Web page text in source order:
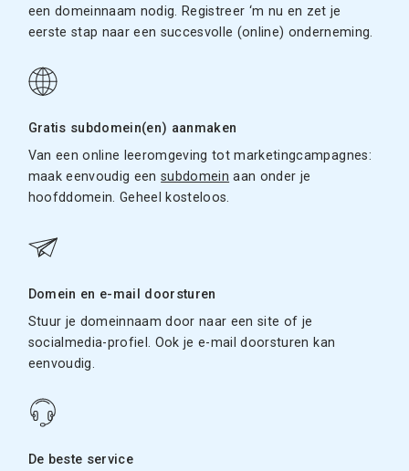
een domeinnaam nodig. Registreer ‘m nu en zet je
eerste stap naar een succesvolle (online) onderneming.
Gratis subdomein(en) aanmaken
Van een online leeromgeving tot marketingcampagnes:
maak eenvoudig eensubdomein aan onder je
hoofddomein. Geheel kosteloos.
Domein en e-mail doorsturen
Stuur je domeinnaam door naar een site of je
socialmedia-profiel. Ook je e-mail doorsturen kan
eenvoudig.
De beste service